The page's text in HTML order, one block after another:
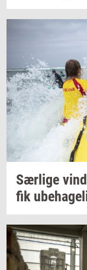
Sær­li­ge
fik